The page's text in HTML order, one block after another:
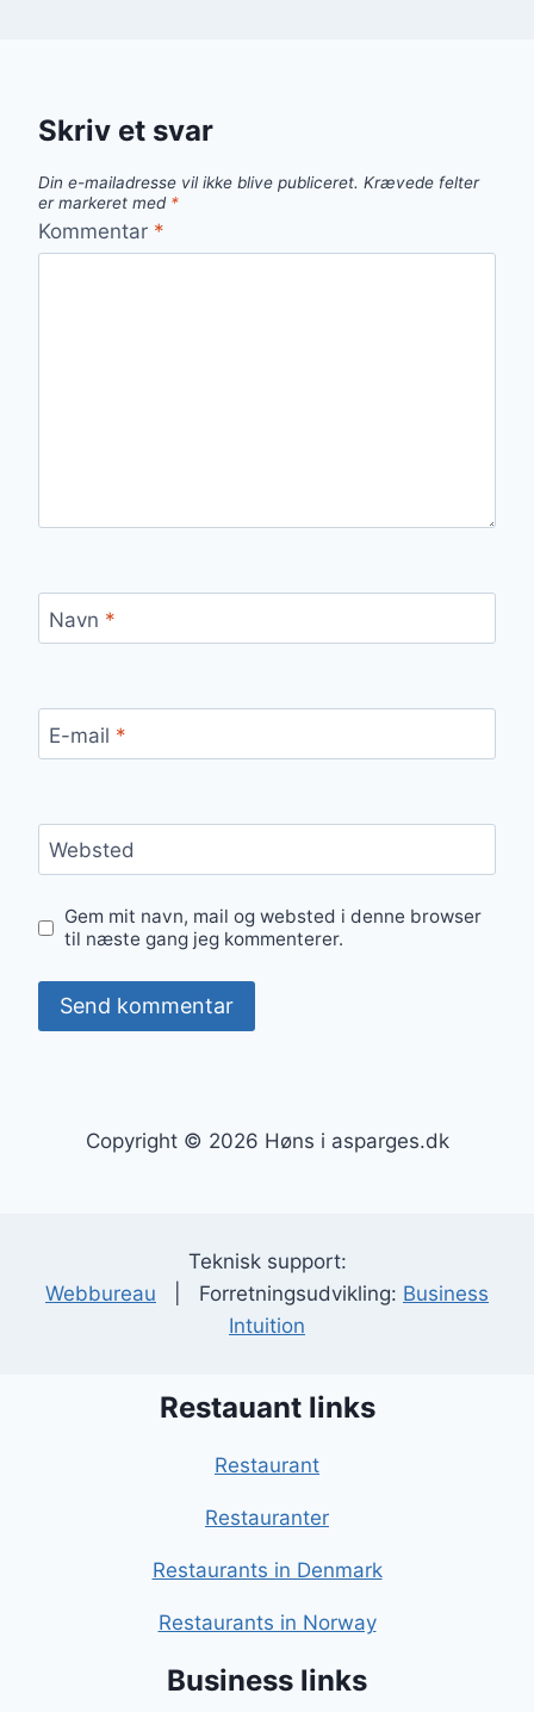
Skriv et svar
Din e-mailadresse vil ikke blive publiceret. Krævede felter
er markeret med *
Kommentar *
Navn *
E-mail *
Websted
Gem mit navn, mail og websted i denne browser
til næste gang jeg kommenterer.
Copyright © 2026 Høns i asparges.dk
Teknisk support:
Webbureau | Forretningsudvikling: Business
Intuition
Restauant links
Restaurant
Restauranter
Restaurants in Denmark
Restaurants in Norway
Business links